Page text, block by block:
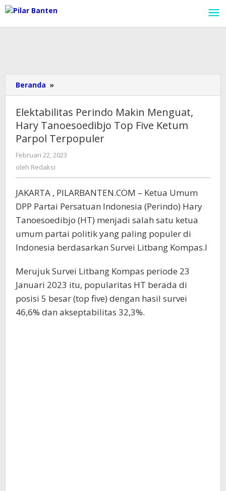
Lewati
ke
konten
Beranda »
Perindo
Menguat,
Hary
Tanoesoedibjo
Five
Parpol
Terpopuler
Elektabilitas Perindo Makin Menguat,
Hary Tanoesoedibjo Top Five Ketum
Parpol Terpopuler
Februari 22, 2023
oleh Redaksi
JAKARTA , PILARBANTEN.COM – Ketua Umum
DPP Partai Persatuan Indonesia (Perindo) Hary
Tanoesoedibjo (HT) menjadi salah satu ketua
umum partai politik yang paling populer di
Indonesia berdasarkan Survei Litbang Kompas.l
Merujuk Survei Litbang Kompas periode 23
Januari 2023 itu, popularitas HT berada di
posisi 5 besar (top five) dengan hasil survei
46,6% dan akseptabilitas 32,3%.